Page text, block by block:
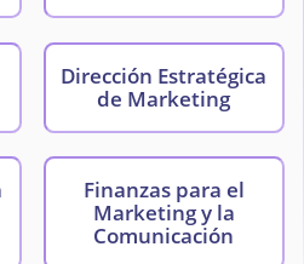
Dirección Estratégica
de Marketing
Finanzas para el
Marketing y la
Comunicación